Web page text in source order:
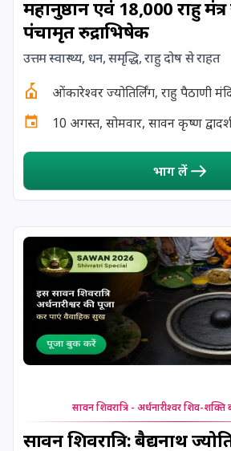
19 August, 2026
20 August, 2026
23 August, 2026
वैष्णव
24 August, 2026
25 August, 2026
25 August, 2026
26 August, 2026
महानुष्ठान एवं 18,000 राहु
पंचामृत रुद्राभिषेक
उत्तम स्वास्थ्य, धन, समृद्धि, राहु दोष से राहत
ओंकारेश्वर ज्योतिर्लिंग, राहु पैठाणी
10 अगस्त, सोमवार, सावन कृष्ण
भाग लें
सावन शिवरात्रि - अर्धनारीश्वर शिव-शक्ति
सावन शिवरात्रि: बैद्यनाथ